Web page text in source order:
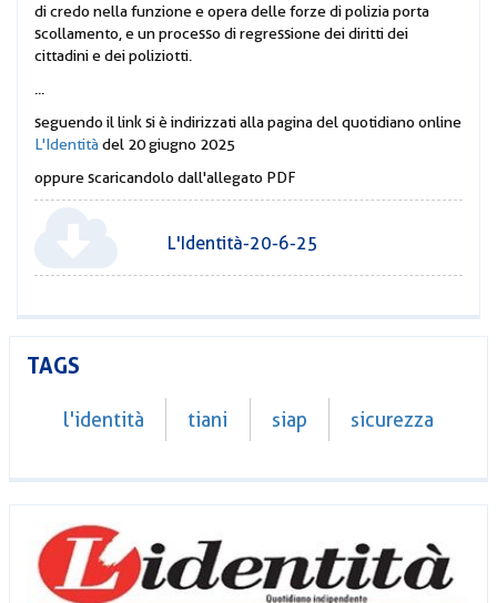
di credo nella funzione e opera delle forze di polizia porta
scollamento, e un processo di regressione dei diritti dei
cittadini e dei poliziotti.
seguendo il link si è indirizzati alla pagina del quotidiano online
L'Identitàdel 20 giugno 2025
oppure scaricandolo dall'allegato PDF
L'Identità-20-6-25
TAGS
l'identità tiani siap sicurezza